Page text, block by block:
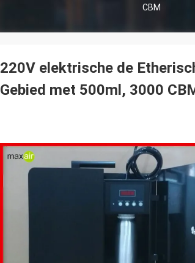
CBM
220V elektrische de
Gebied met 500ml, 3000